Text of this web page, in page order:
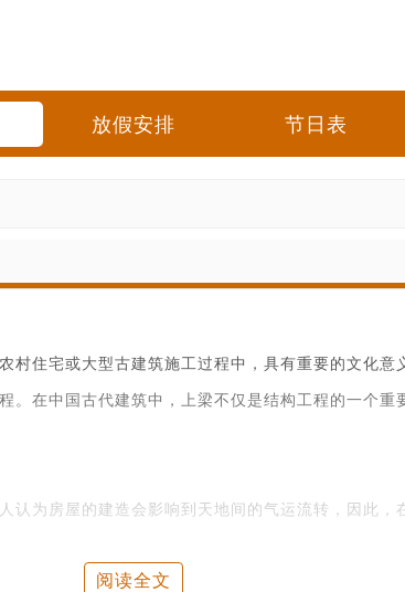
放假安排 节日表
村住宅或大型古建筑施工过程中，具有重要的文化意
。在中国古代建筑中，上梁不仅是结构工程的一个重
认为房屋的建造会影响到天地间的气运流转，因此
阅读全文